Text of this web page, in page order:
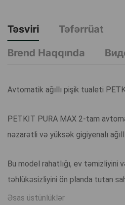
Təsviri
Təfərrüat
Brend Haqqında
Avtomatik ağıllı pişik tualeti
PETKIT PURA MAX 2-tam
nəzarətli və yüksək gigiyenalı
Bu model rahatlığı, ev təmizliyini
təhlükəsizliyini ön planda tutan
Əsas üstünlüklər